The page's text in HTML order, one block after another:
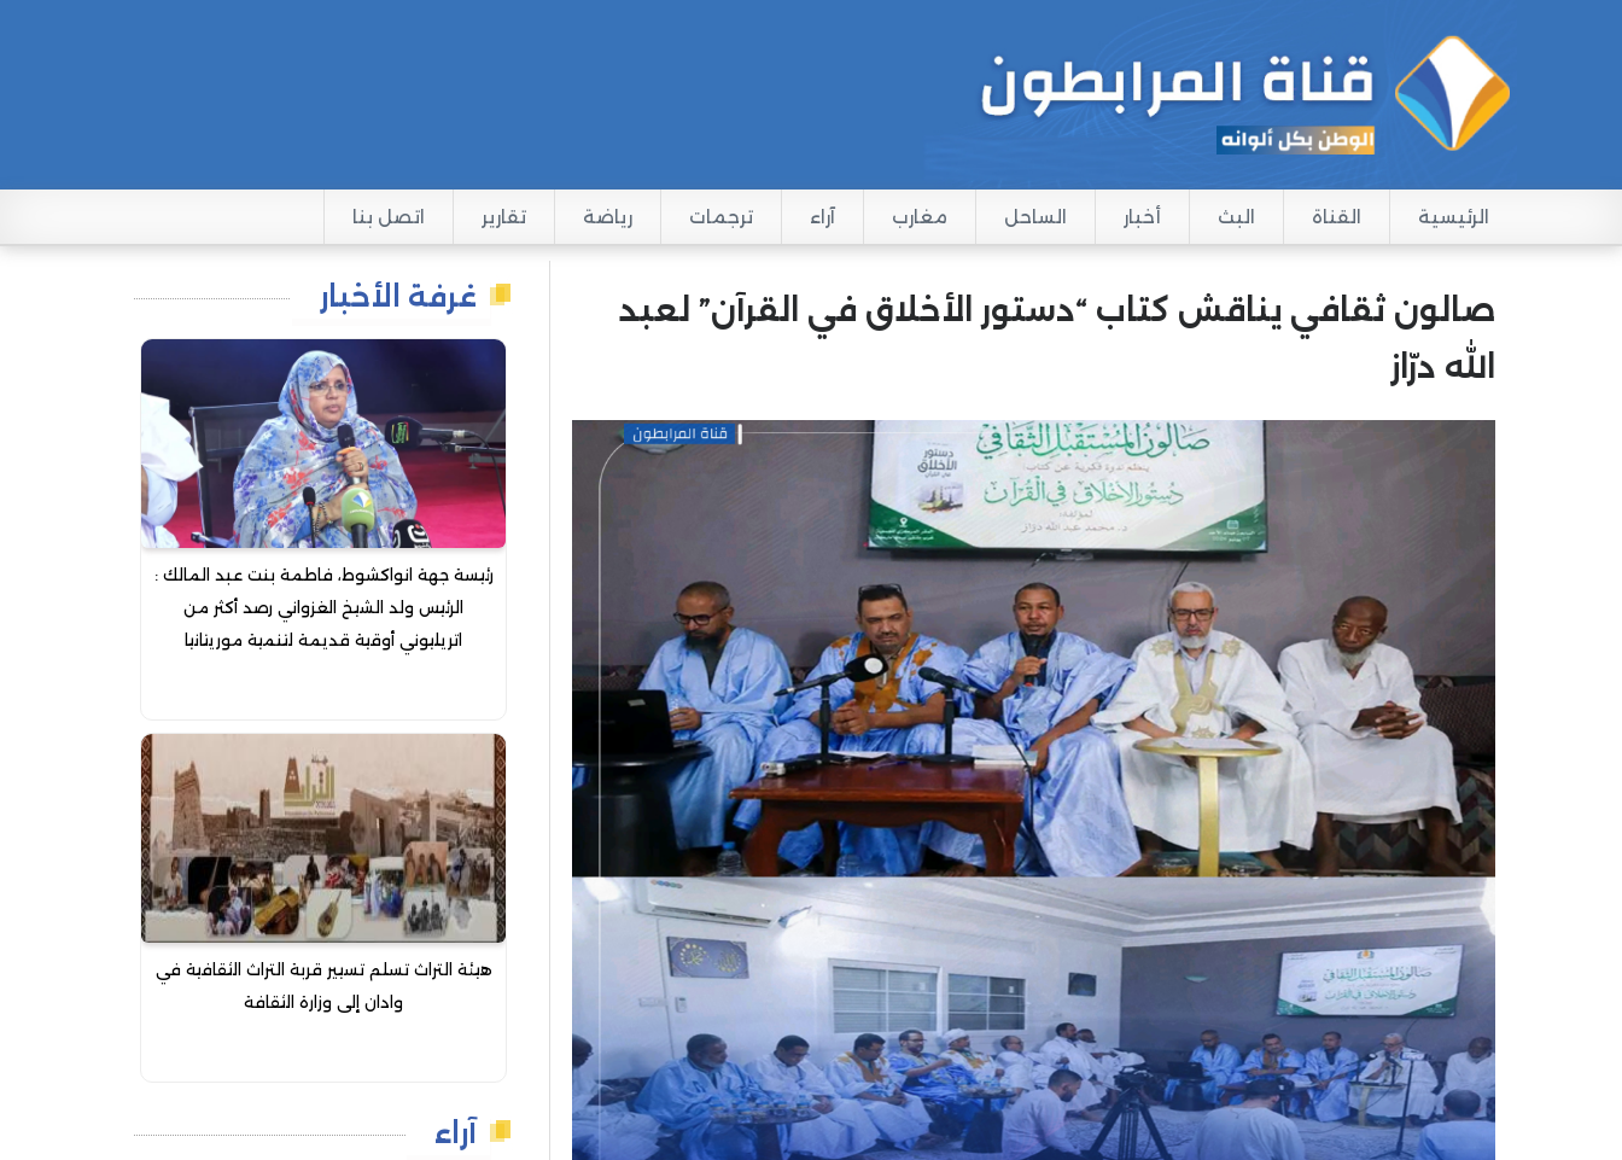
Main navigation
الرئيسية القناة البث أخبار الساحل مغارب آراء ترجمات رياضة تقارير اتصل بنا
صالون ثقافي يناقش كتاب “دستور الأخلاق في القرآن” لعبد
الله درّاز
غرفة الأخبار
رئيسة جهة انواكشوط، فاطمة بنت عبد المالك :
الرئيس ولد الشيخ الغزواني رصد أكثر من
اتريليوني أوقية قديمة لتنمية موريتانيا
هيئة التراث تسلم تسيير قربة التراث الثقافية في
وادان إلى وزارة الثقافة
آراء